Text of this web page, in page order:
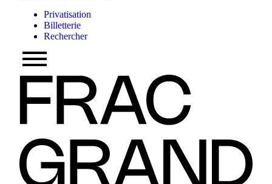
Privatisation
Billetterie
Rechercher